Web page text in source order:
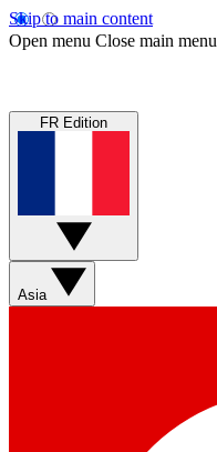
Skip to main content
Open menu Close main menu
FR Edition
Asia